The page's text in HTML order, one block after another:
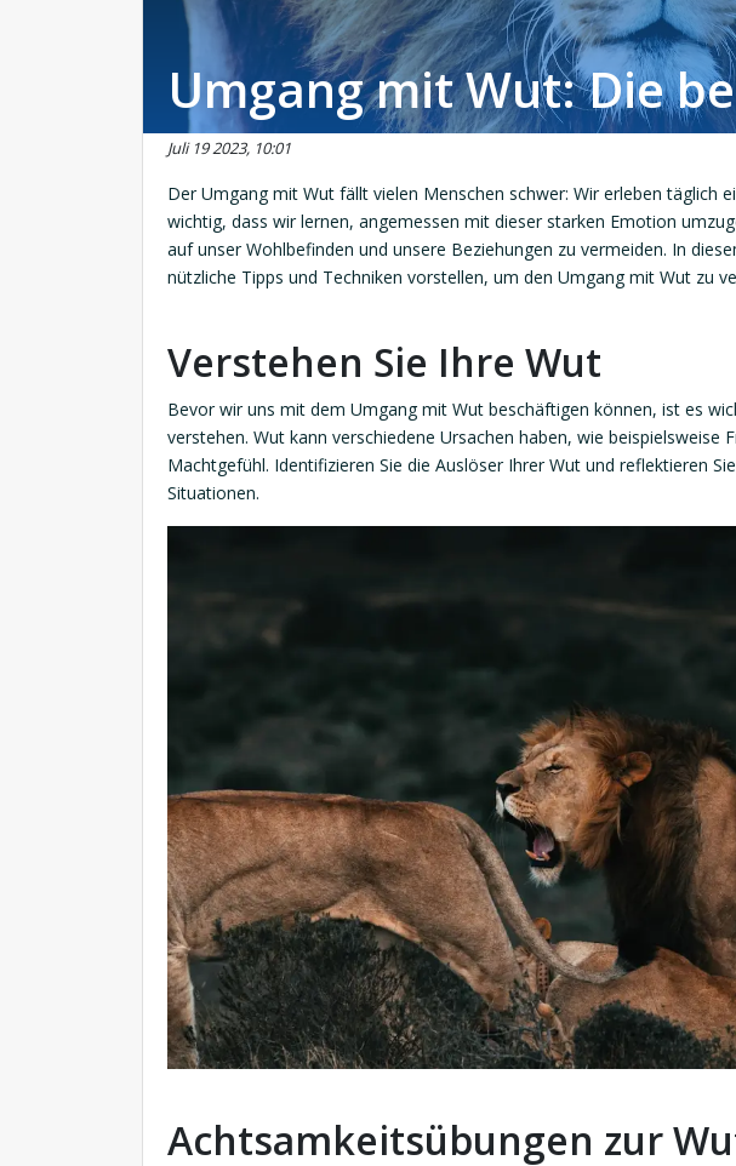
Umgang mit Wut: Die
Juli 19 2023, 10:01
Der Umgang mit Wut fällt vielen Menschen schwer: Wir erleben täglich
wichtig, dass wir lernen, angemessen mit dieser starken Emotion
auf unser Wohlbefinden und unsere Beziehungen zu vermeiden. In
nützliche Tipps und Techniken vorstellen, um den Umgang mit Wut zu
Verstehen Sie Ihre Wut
Bevor wir uns mit dem Umgang mit Wut beschäftigen können, ist es
verstehen. Wut kann verschiedene Ursachen haben, wie beispielsweise
Machtgefühl. Identifizieren Sie die Auslöser Ihrer Wut und reflektieren
Situationen.
Achtsamkeitsübungen zur